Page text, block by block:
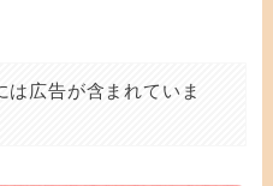
は広告が含まれていま